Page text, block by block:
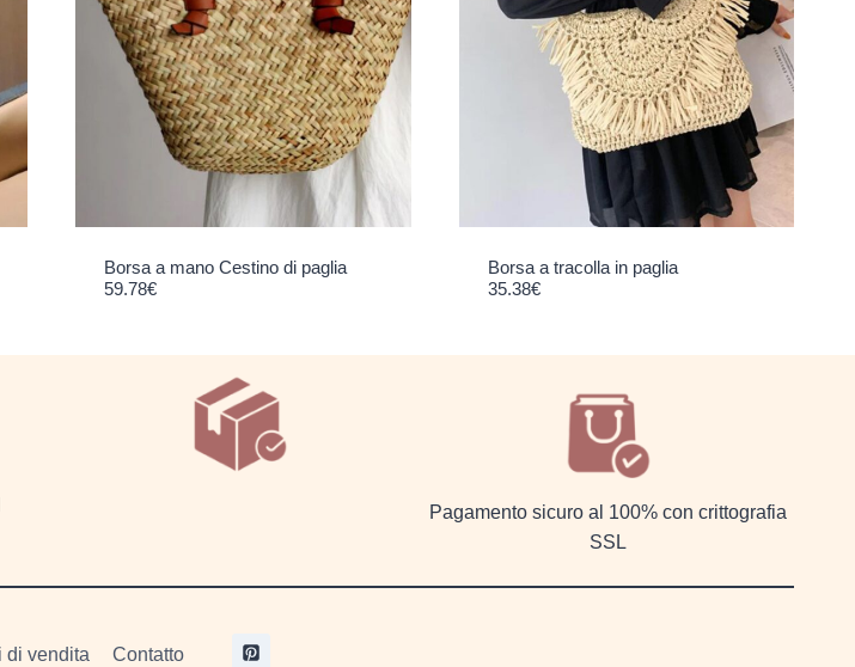
Borsa a mano Cestino di paglia
59.78€
Borsa a tracolla in paglia
35.38€
Pagamento sicuro al 100% con crittografia
SSL
di vendita Contatto